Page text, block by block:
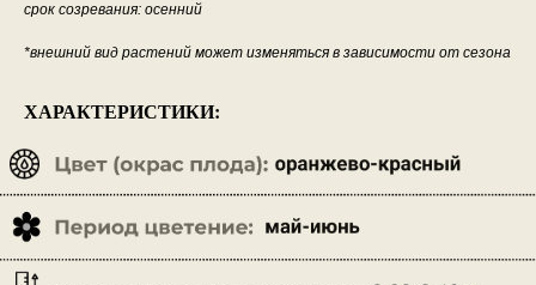
срок созревания: осенний
*внешний вид растений может изменяться в зависимости от сезона
ХАРАКТЕРИСТИКИ: